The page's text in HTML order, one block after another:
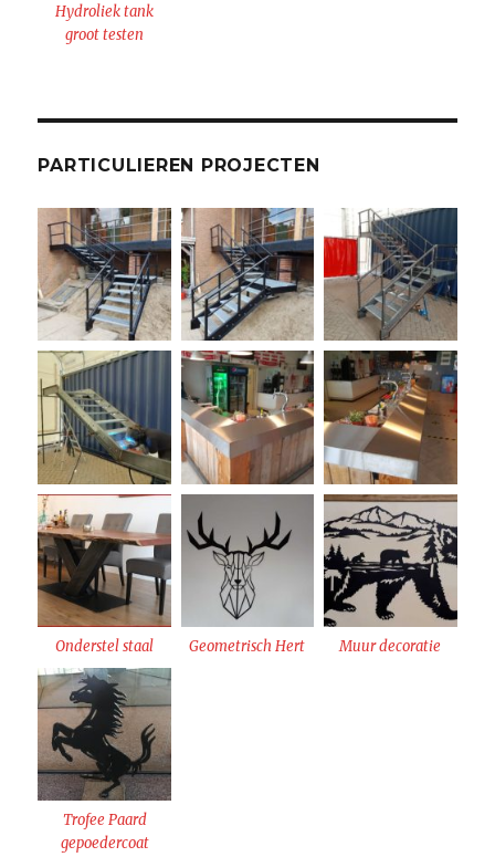
Hydroliek tank
groot testen
PARTICULIEREN PROJECTEN
Onderstel staal Geometrisch Hert Muur decoratie
Trofee Paard
gepoedercoat